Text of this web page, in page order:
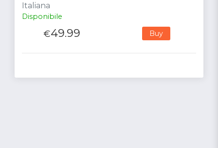
Italiana
Disponibile
€49.99 Buy